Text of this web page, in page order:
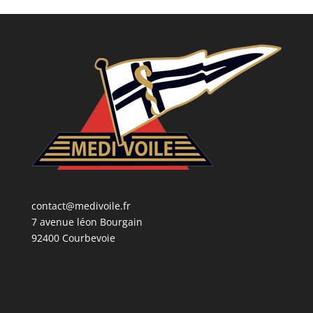
contact@medivoile.fr
7 avenue léon Bourgain
92400 Courbevoie